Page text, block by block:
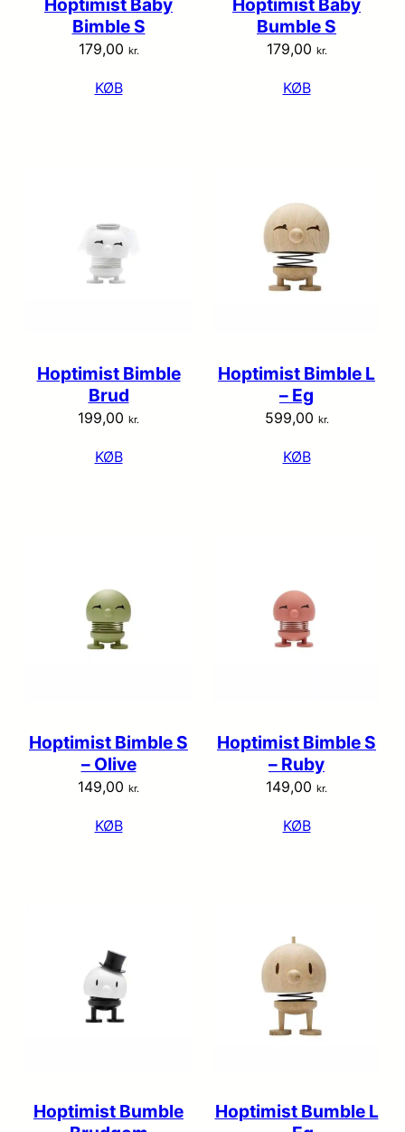
Hoptimist Baby
Bimble S
179,00 kr.
KØB
Hoptimist Baby
Bumble S
179,00 kr.
KØB
Hoptimist Bimble
Brud
199,00 kr.
KØB
Hoptimist Bimble L
– Eg
599,00 kr.
KØB
Hoptimist Bimble S
– Olive
149,00 kr.
KØB
Hoptimist Bimble S
– Ruby
149,00 kr.
KØB
Hoptimist Bumble
Hoptimist Bumble L